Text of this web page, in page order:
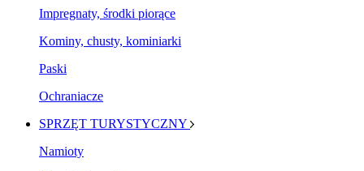
Impregnaty, środki piorące
Kominy, chusty, kominiarki
Paski
Ochraniacze
SPRZĘT TURYSTYCZNY
Namioty